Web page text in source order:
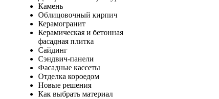
Камень
Облицовочный кирпич
Керамогранит
Керамическая и бетонная
фасадная плитка
Сайдинг
Сэндвич-панели
Фасадные кассеты
Отделка короедом
Новые решения
Как выбрать материал